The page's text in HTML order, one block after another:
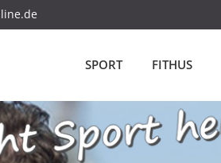
SPORT FITHUS